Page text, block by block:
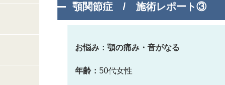
顎関節症 / 施術レポート③
お悩み：顎の痛み・音がなる
年齢： 50代女性